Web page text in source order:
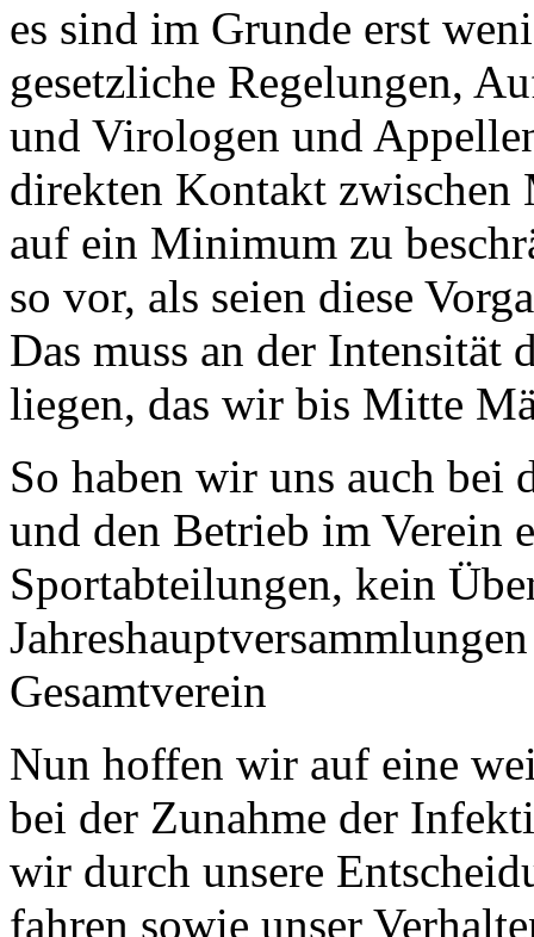
es sind im Grunde erst
gesetzliche Regelungen,
und Virologen und
direkten Kontakt zwischen
auf ein Minimum zu
so vor, als seien diese
Das muss an der Intensität
liegen, das wir bis Mitte
So haben wir uns auch bei
und den Betrieb im Verein
Sportabteilungen, kein
Gesamtverein
Nun hoffen wir auf eine
bei der Zunahme der
wir durch unsere
fahren sowie unser